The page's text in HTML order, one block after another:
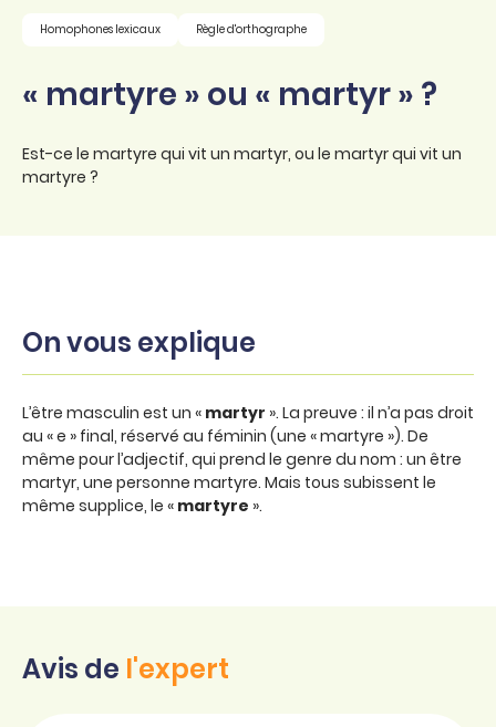
Homophones lexicaux Règle d'orthographe
« martyre » ou « martyr » ?
Est-ce le martyre qui vit un martyr, ou le martyr qui vit un
martyre ?
On vous explique
L’être masculin est un « martyr ». La preuve : il n’a pas droit
au « e » final, réservé au féminin (une « martyre »). De
même pour l’adjectif, qui prend le genre du nom : un être
martyr, une personne martyre. Mais tous subissent le
même supplice, le « martyre ».
Avis de l'expert